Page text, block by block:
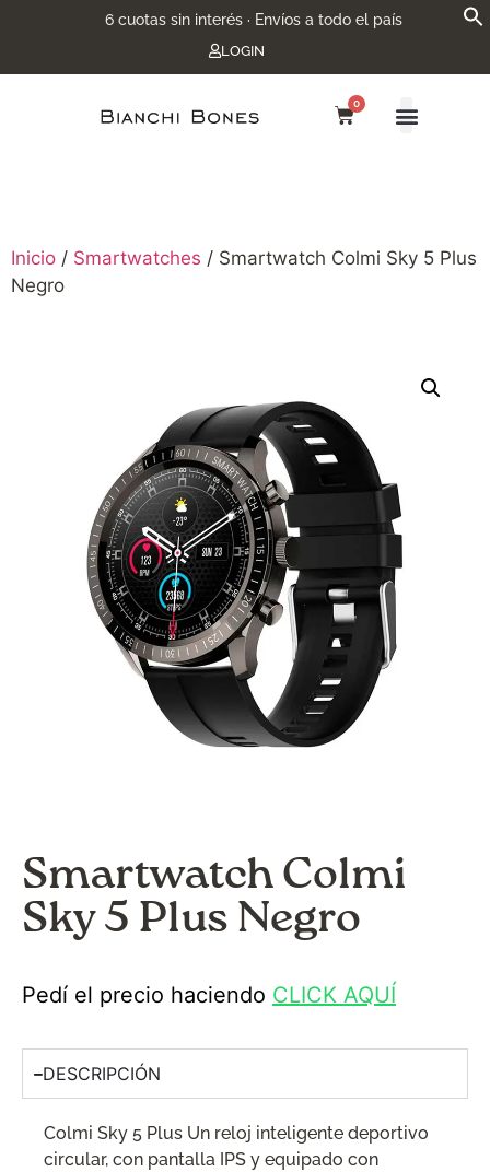
6 cuotas sin interés · Envíos a todo el país
LOGIN
0
Inicio / Smartwatches / Smartwatch Colmi Sky 5 Plus
Negro
Smartwatch Colmi
Sky 5 Plus Negro
Pedí el precio haciendo CLICK AQUÍ
DESCRIPCIÓN
Colmi Sky 5 Plus Un reloj inteligente deportivo
circular, con pantalla IPS y equipado con